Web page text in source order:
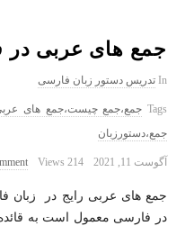
جمع های عربی در
In تدریس دستور زبان فارسی
Tags جمع،جمع چیست،جمع های
جمع،دستورزبان
آگوست 11, 2021 214 Views
جمع های عربی رایج در زبان
در فارسی معمول است به